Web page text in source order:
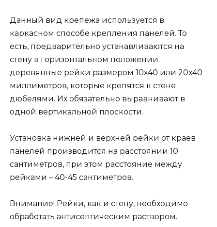
Данный вид крепежа используется в
каркасном способе крепления панелей. То
есть, предварительно устанавливаются на
стену в горизонтальном положении
деревянные рейки размером 10х40 или 20х40
миллиметров, которые крепятся к стене
дюбелями. Их обязательно выравнивают в
одной вертикальной плоскости.
Установка нижней и верхней рейки от краев
панелей производится на расстоянии 10
сантиметров, при этом расстояние между
рейками – 40-45 сантиметров.
Внимание! Рейки, как и стену, необходимо
обработать антисептическим раствором.